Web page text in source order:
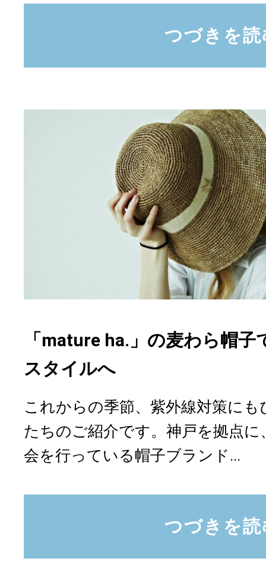
つづきを読
「mature ha.」の麦わら帽
スタイルへ
これからの季節、紫外線対策に
たちのご紹介です。神戸を拠点に
会を行っている帽子ブランド...
つづきを読